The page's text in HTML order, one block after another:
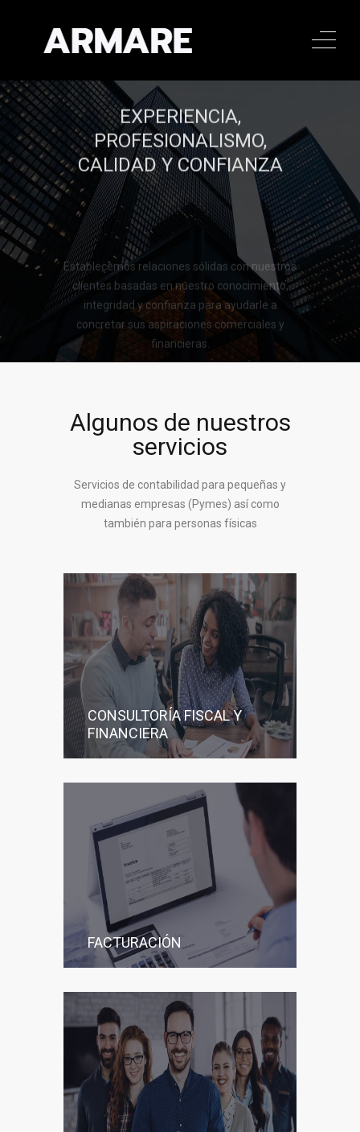
Llamar al 322 779 9188
EXPERIENCIA,
PROFESIONALISMO,
CALIDAD Y CONFIANZA
Establecemos relaciones sólidas con nuestros
clientes basadas en nuestro conocimiento,
integridad y confianza para ayudarle a
concretar sus aspiraciones comerciales y
financieras.
Llamar al 322 779 9188
CONTACTAR
Algunos de nuestros
servicios
Servicios de contabilidad para pequeñas y
medianas empresas (Pymes) así como
también para personas físicas
CONSULTORÍA FISCAL Y
FINANCIERA
FACTURACIÓN